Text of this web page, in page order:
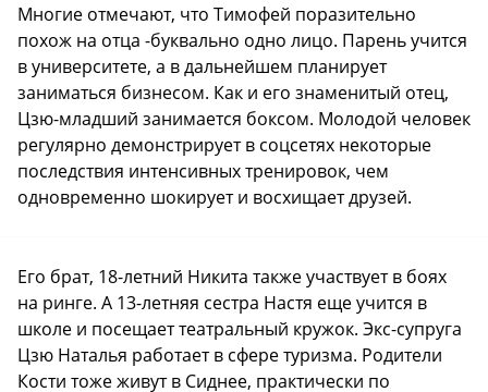
Многие отмечают, что Тимофей поразительно
похож на отца -буквально одно лицо. Парень учится
в университете, а в дальнейшем планирует
заниматься бизнесом. Как и его знаменитый отец,
Цзю-младший занимается боксом. Молодой человек
регулярно демонстрирует в соцсетях некоторые
последствия интенсивных тренировок, чем
одновременно шокирует и восхищает друзей.
Его брат, 18-летний Никита также участвует в боях
на ринге. А 13-летняя сестра Настя еще учится в
школе и посещает театральный кружок. Экс-супруга
Цзю Наталья работает в сфере туризма. Родители
Кости тоже живут в Сиднее, практически по